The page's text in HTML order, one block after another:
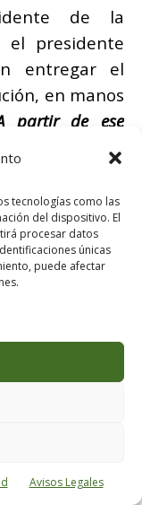
tecnologías como las
del dispositivo. El
procesar datos
únicas
puede afectar
Avisos Legales
de la
el presidente
entregar el
en manos
partir de ese
no es
es el mariscal
no hace
no era
militar
y
de las
Gobierno, su
del
deWitosson